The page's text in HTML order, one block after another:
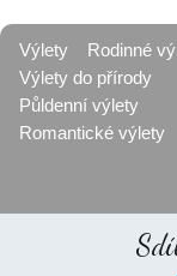
Výlety
Rodinné
Výlety do přírody
Půldenní výlety
Romantické výlety